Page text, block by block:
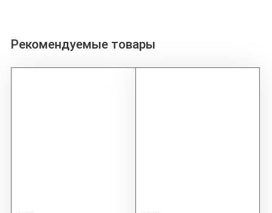
Рекомендуемые товары